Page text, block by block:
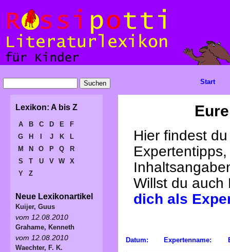
Hier findest
Willst du
dich als
Datum: Expertenname:
Start
Lexikon: A bis Z
A B C D E
F
G
H J K
L
M
N O P Q
R
S
T U V W
X
Y
Z
Neue Lexikonartikel
Kuijer, Guus
vom 12.08.2010
Grahame, Kenneth
vom 12.08.2010
Waechter, F. K.